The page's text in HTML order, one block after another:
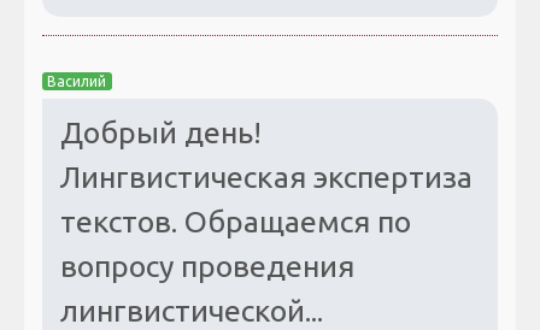
Василий
Добрый день!
Лингвистическая экспертиза
текстов. Обращаемся по
вопросу проведения
лингвистической...